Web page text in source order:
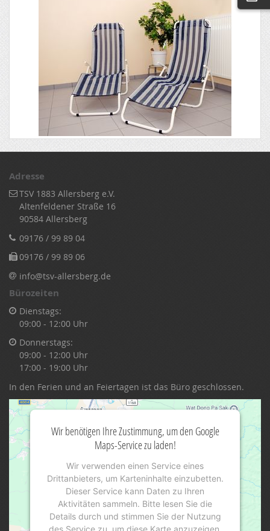
Adresse
TSV 1883 Allersberg e.V.
Altenfeldener Straße 16
90584 Allersberg
09176 / 99 89 04
09176 / 99 89 06
info@tsv-allersberg.de
Bürozeiten
Dienstags:
09:00 - 12:00 Uhr
Donnerstags:
09:00 - 12:00 Uhr
17:00 - 19:00 Uhr
In den Ferien und an Feiertagen ist das Büro geschlossen.
Wir benötigen Ihre Zustimmung, um den Google
Maps-Service zu laden!
Wir verwenden einen Service eines
Drittanbieters, um Karteninhalte einzubetten.
Dieser Service kann Daten zu Ihren
Aktivitäten sammeln. Bitte lesen Sie die
Details durch und stimmen Sie der Nutzung
des Service zu, um diese Karte anzuzeigen.